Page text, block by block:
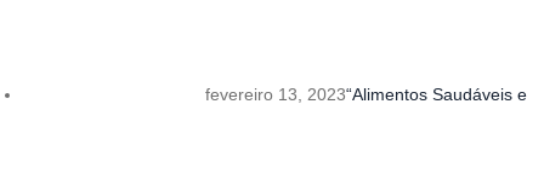
fevereiro 13, 2023“Alimentos Saudáveis ​​e